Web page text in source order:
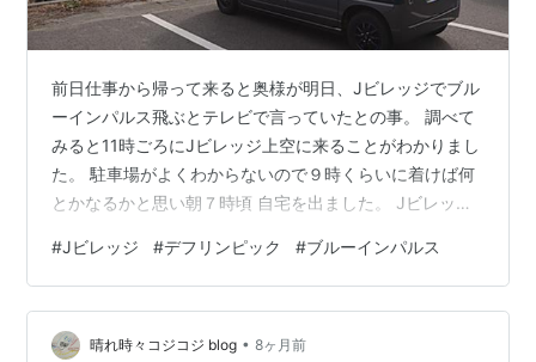
前日仕事から帰って来ると奥様が明日、Jビレッジでブル
ーインパルス飛ぶとテレビで言っていたとの事。 調べて
みると11時ごろにJビレッジ上空に来ることがわかりまし
た。 駐車場がよくわからないので９時くらいに着けば何
とかなるかと思い朝７時頃 自宅を出ました。 Jビレッジ
うかと思いましたが ワンちゃんは公園内は入れないとい
う事でした。 皆さんJビレッジまで歩いていく様ですが
ちょっ遠いような気がするのでもう少し駐車場を探すこ
とにしました。 Jビレッジの中を通って海沿いに出ると
#Jビレッジ #デフリンピック #ブルーインパルス
晴れ時々コジコジ blog • 8ヶ月前